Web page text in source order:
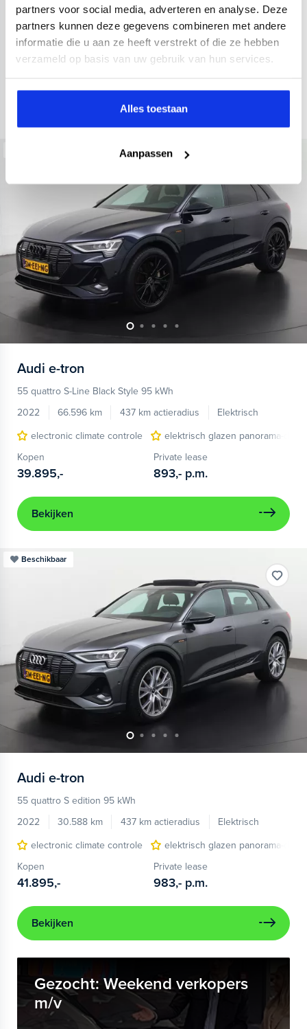
partners voor social media, adverteren en analyse. Deze
partners kunnen deze gegevens combineren met andere
informatie die u aan ze heeft verstrekt of die ze hebben
verzameld op basis van uw gebruik van hun services.
Alles toestaan
Aanpassen
34.998 km 437 km actieradius
Elektrisch
electronic climate controle
elektrisch glazen panorama-dak
Kopen
36.895,-
Private lease
793,- p.m.
Audi e-tron
55 quattro S-Line Black Style 95 kWh
2022
66.596 km 437 km actieradius
Elektrisch
electronic climate controle
elektrisch glazen panorama-dak
Kopen
39.895,-
Private lease
893,- p.m.
Bekijken
Beschikbaar
Audi e-tron
55 quattro S edition 95 kWh
2022
30.588 km 437 km actieradius
Elektrisch
electronic climate controle
elektrisch glazen panorama-dak
Kopen
41.895,-
Private lease
983,- p.m.
Bekijken
Gezocht: Weekend verkopers
m/v